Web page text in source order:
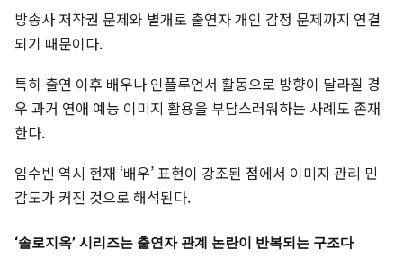
방송사 저작권 문제와 별개로 출연자 개인 감정 문제까지 연결
되기 때문이다.
특히 출연 이후 배우나 인플루언서 활동으로 방향이 달라질 경
우 과거 연애 예능 이미지 활용을 부담스러워하는 사례도 존재
한다.
임수빈 역시 현재 ‘배우’ 표현이 강조된 점에서 이미지 관리 민
감도가 커진 것으로 해석된다.
‘솔로지옥’ 시리즈는 출연자 관계 논란이 반복되는 구조다